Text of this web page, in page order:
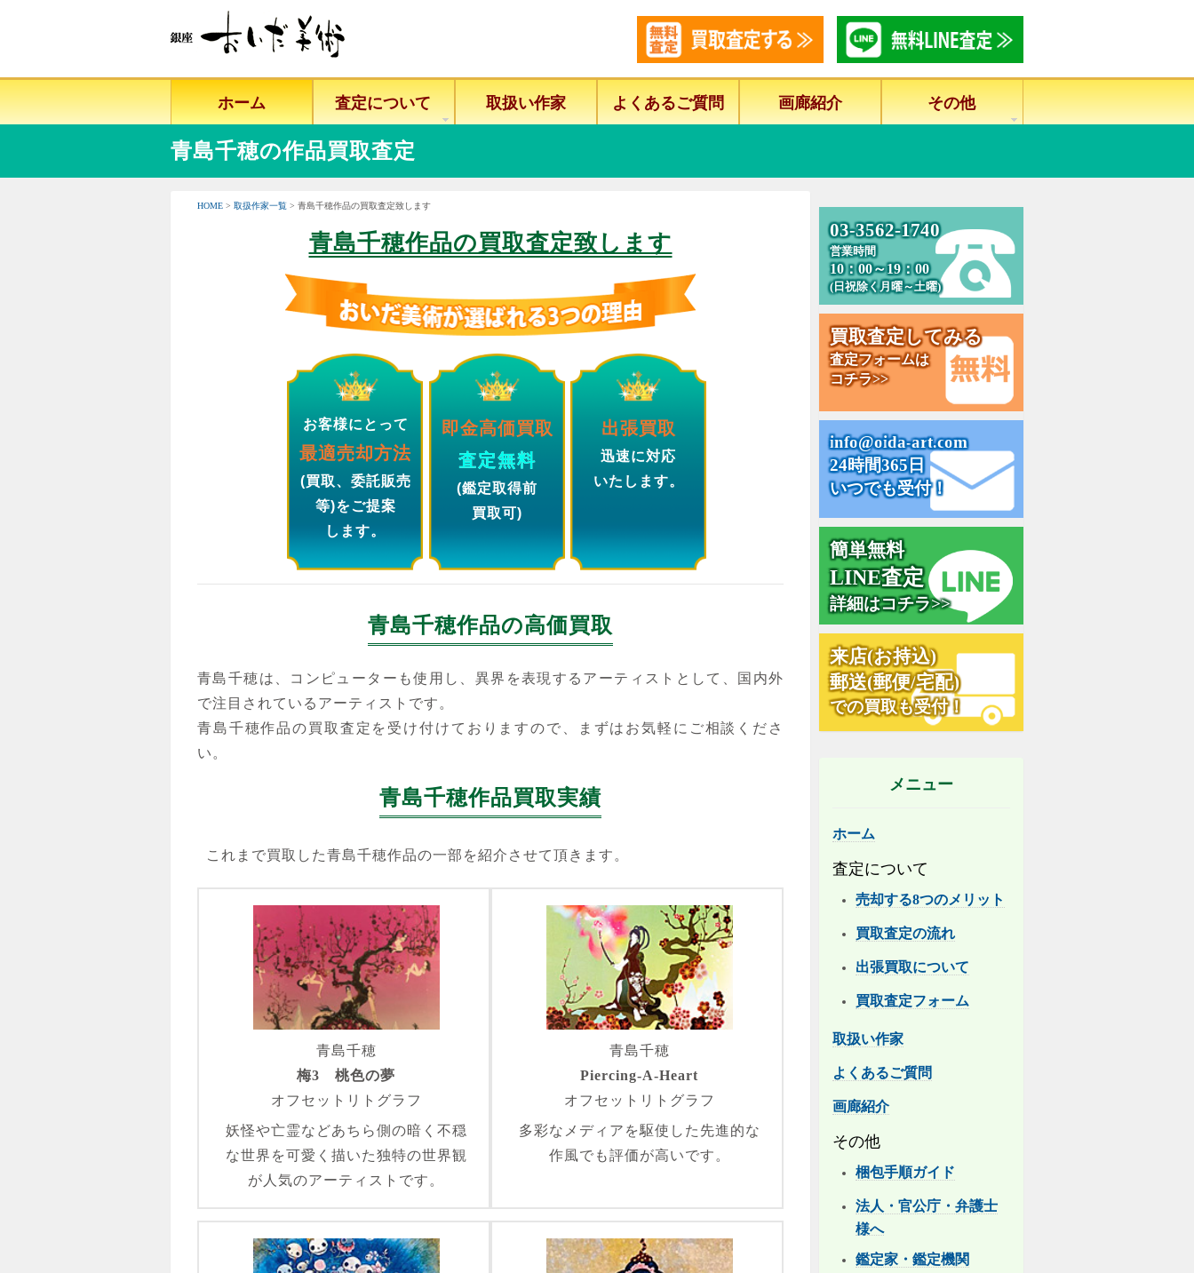
ホーム 査定について 取扱い作家 よくあるご質問 画廊紹介 その他
青島千穂の作品買取査定
HOME > 取扱作家一覧 > 青島千穂作品の買取査定致します
青島千穂作品の買取査定致します
お客様にとって
最適売却方法
(買取、委託販売
等)をご提案
します。
即金高価買取
査定無料
(鑑定取得前
買取可)
出張買取
迅速に対応
いたします。
青島千穂作品の高価買取
青島千穂は、コンピューターも使用し、異界を表現するアーティストとして、国内外
で注目されているアーティストです。
青島千穂作品の買取査定を受け付けておりますので、まずはお気軽にご相談くださ
い。
青島千穂作品買取実績
これまで買取した青島千穂作品の一部を紹介させて頂きます。
青島千穂
梅3 桃色の夢
オフセットリトグラフ
妖怪や亡霊などあちら側の暗く不穏
な世界を可愛く描いた独特の世界観
が人気のアーティストです。
青島千穂
Piercing-A-Heart
オフセットリトグラフ
多彩なメディアを駆使した先進的な
作風でも評価が高いです。
03-3562-1740
営業時間
10：00～19：00
(日祝除く月曜～土曜)
買取査定してみる
査定フォームは
コチラ>>
info@oida-art.com
24時間365日
いつでも受付！
簡単無料
LINE査定
詳細はコチラ>>
来店(お持込)
郵送(郵便/宅配)
での買取も受付！
メニュー
ホーム
査定について
売却する8つのメリット
買取査定の流れ
出張買取について
買取査定フォーム
取扱い作家
よくあるご質問
画廊紹介
その他
梱包手順ガイド
法人・官公庁・弁護士
様へ
鑑定家・鑑定機関